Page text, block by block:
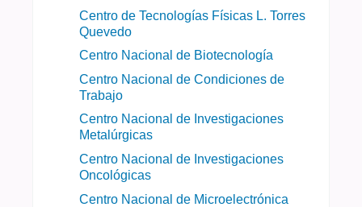
Centro de Tecnologías Físicas L. Torres
Quevedo
Centro Nacional de Biotecnología
Centro Nacional de Condiciones de
Trabajo
Centro Nacional de Investigaciones
Metalúrgicas
Centro Nacional de Investigaciones
Oncológicas
Centro Nacional de Microelectrónica